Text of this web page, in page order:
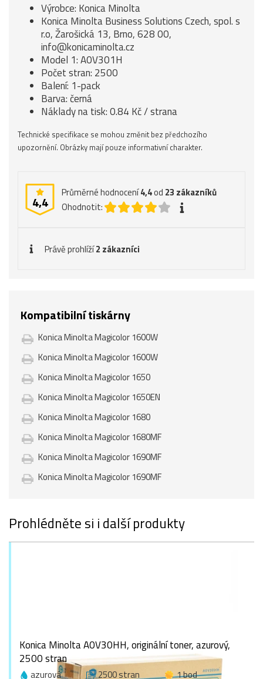
Výrobce: Konica Minolta
Konica Minolta Business Solutions Czech, spol. s
r.o, Žarošická 13, Brno, 628 00,
info@konicaminolta.cz
Model 1: A0V301H
Počet stran: 2500
Balení: 1-pack
Barva: černá
Náklady na tisk: 0.84 Kč / strana
Technické specifikace se mohou změnit bez předchozího
upozornění. Obrázky mají pouze informativní charakter.
4,4
Průměrné hodnocení4,4od 23 zákazníků
Ohodnotit:
Právě prohlíží2 zákazníci
Kompatibilní tiskárny
Konica Minolta Magicolor 1600W
Konica Minolta Magicolor 1600W
Konica Minolta Magicolor 1650
Konica Minolta Magicolor 1650EN
Konica Minolta Magicolor 1680
Konica Minolta Magicolor 1680MF
Konica Minolta Magicolor 1690MF
Konica Minolta Magicolor 1690MF
Prohlédněte si i další produkty
Konica Minolta A0V30HH, originální toner, azurový,
2500 stran
azurová 2500 stran 1 bod